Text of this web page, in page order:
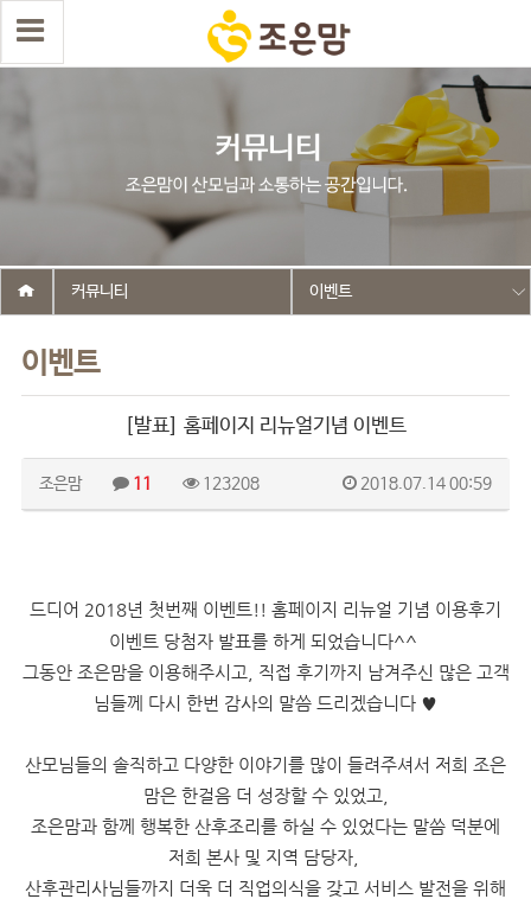
이벤트
커뮤니티 이벤트
[발표] 홈페이지 리뉴얼기념 이벤트
조은맘 11 123208 2018.07.14 00:59
드디어 2018년 첫번째 이벤트!! 홈페이지 리뉴얼 기념 이용후기
이벤트 당첨자 발표를 하게 되었습니다^^
그동안 조은맘을 이용해주시고, 직접 후기까지 남겨주신 많은 고객
님들께 다시 한번 감사의 말씀 드리겠습니다 ♥
산모님들의 솔직하고 다양한 이야기를 많이 들려주셔서 저희 조은
맘은 한걸음 더 성장할 수 있었고,
조은맘과 함께 행복한 산후조리를 하실 수 있었다는 말씀 덕분에
저희 본사 및 지역 담당자,
산후관리사님들까지 더욱 더 직업의식을 갖고 서비스 발전을 위해